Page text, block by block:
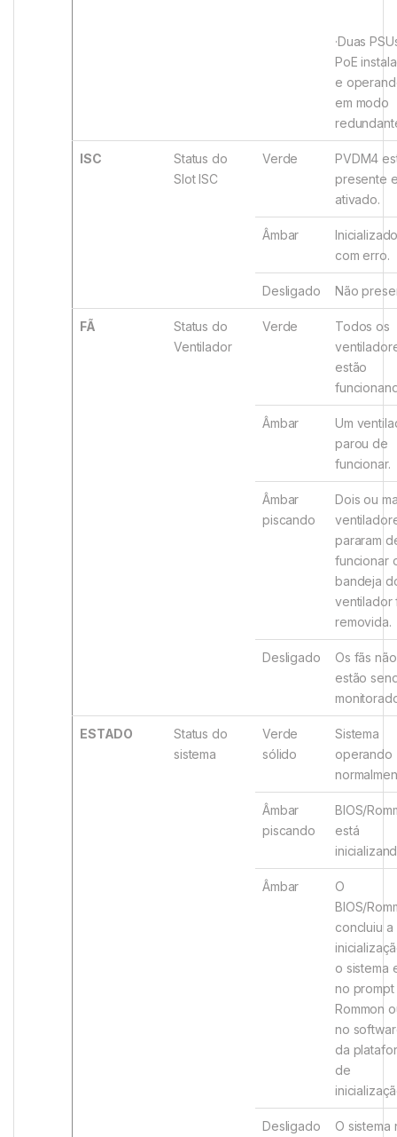
·Duas
PoE
e
em modo
ISC
Status do
Slot ISC
Verde
PVDM4
presente
ativado.
Âmbar
com erro.
Desligado Não
FÃ
Status do
Ventilador
Verde
Todos os
estão
Âmbar
Um
parou de
funcionar.
Âmbar
piscando
Dois ou
pararam
funcionar
bandeja
ventilador
removida.
Desligado
Os fãs não
estão
ESTADO
Status do
sistema
Verde
sólido
Sistema
operando
Âmbar
piscando
BIOS/
está
Âmbar
O
BIOS/
concluiu a
o sistema
no prompt
Rommon
no
da
de
Desligado O sistema